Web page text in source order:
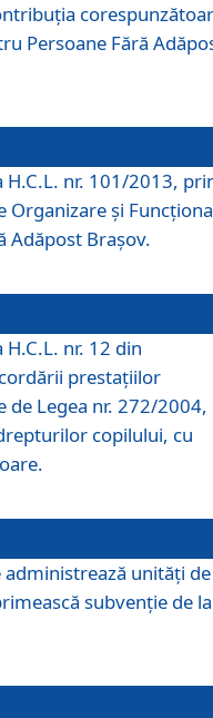
Persoane Fără
nr. 101/2013,
Organizare şi
Adăpost Braşov.
nr. 12 din
prestaţiilor
de Legea nr. 272/2004,
copilului, cu
unităţi de
subvenţie de la